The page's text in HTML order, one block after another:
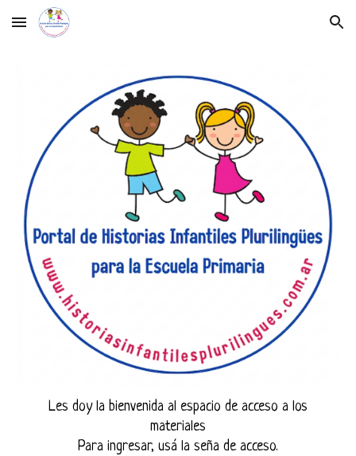
Skip to main content Skip to navigation
Les doy la bienvenida al espacio de acceso a los
materiales
Para ingresar, usá la seña de acceso.